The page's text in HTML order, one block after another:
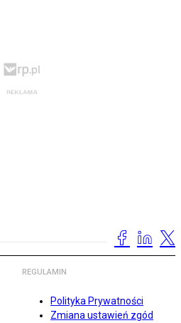
REGULAMIN
Polityka Prywatności
Zmiana ustawień zgód